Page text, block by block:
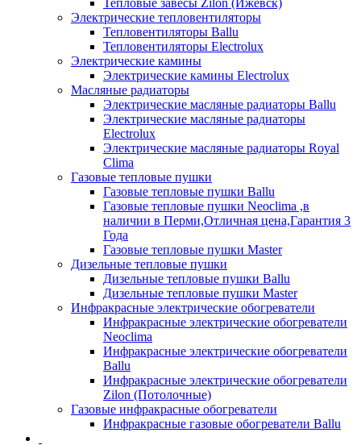
Тепловые завесы Zilon (Ижевск)
Электрические тепловентиляторы
Тепловентиляторы Ballu
Тепловентиляторы Electrolux
Электрические камины
Электрические камины Electrolux
Масляные радиаторы
Электрические масляные радиаторы Ballu
Электрические масляные радиаторы
Electrolux
Электрические масляные радиаторы Royal
Clima
Газовые тепловые пушки
Газовые тепловые пушки Ballu
Газовые тепловые пушки Neoclima ,в
наличии в Перми,Отличная цена,Гарантия 3
Года
Газовые тепловые пушки Master
Дизельные тепловые пушки
Дизельные тепловые пушки Ballu
Дизельные тепловые пушки Master
Инфракрасные электрические обогреватели
Инфракрасные электрические обогреватели
Neoclima
Инфракрасные электрические обогреватели
Ballu
Инфракрасные электрические обогреватели
Zilon (Потолочные)
Газовые инфракрасные обогреватели
Инфракрасные газовые обогреватели Ballu